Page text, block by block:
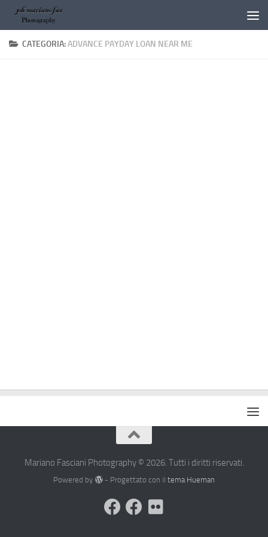
Salta al contenuto
CATEGORIA:ADVANCE PAYDAY LOAN NEAR ME
Mariano Fasciani Photography © 2026. Tutti i diritti riservati.
Powered by - Progettato con il tema Hueman